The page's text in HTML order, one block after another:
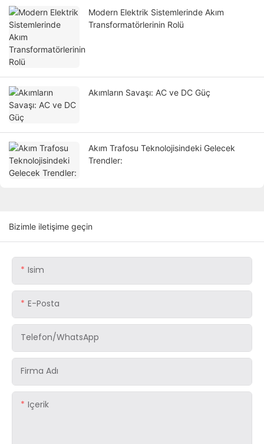
Modern Elektrik Sistemlerinde Akım
Transformatörlerinin Rolü
Akımların Savaşı: AC ve DC Güç
Akım Trafosu Teknolojisindeki Gelecek
Trendler:
Bizimle iletişime geçin
Isim
E-Posta
Telefon/WhatsApp
Firma Adı
Içerik